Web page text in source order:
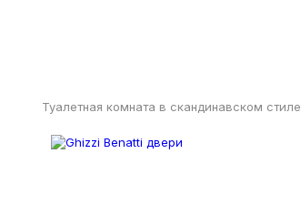
Туалетная комната в скандинавском стиле